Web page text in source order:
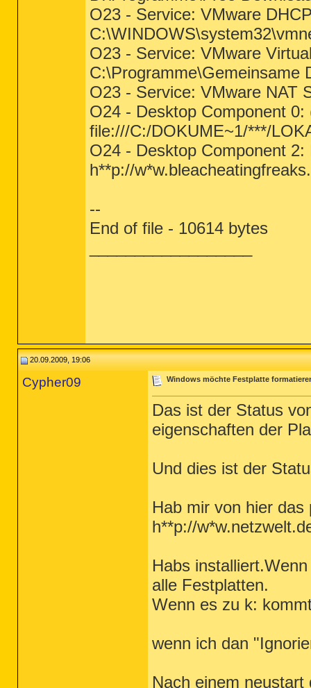
O23 - Service: VMware
O23 - Service: VMware
C:\Programme\Gemeinsame
O23 - Service: VMware NAT
O24 - Desktop Component 0:
file:///C:/DOKUME~1/***/
O24 - Desktop Component
h**p://
--
End of file - 10614 bytes
20.09.2009, 19:06
Cypher09 Windows möchte Festplatte
Das ist der Status
eigenschaften der
Und dies ist der
Hab mir von hier
h**p://
Habs
alle Festplatten.
Wenn es zu k:
wenn ich dan
Nach einem